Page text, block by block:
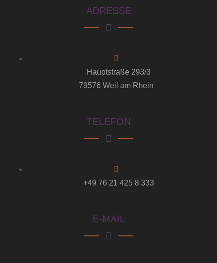
ADRESSE
Hauptstraße 293/3
79576 Weil am Rhein
TELEFON
+49 76 21 425 8 333
E-MAIL